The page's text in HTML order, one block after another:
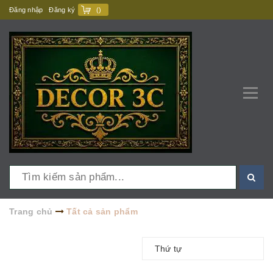
Đăng nhập Đăng ký ()
Trang chủ Tất cả sản phẩm
Thứ tự